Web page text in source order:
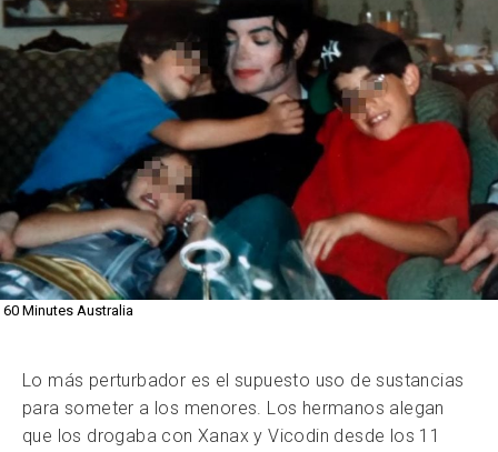
60 Minutes Australia
Lo más perturbador es el supuesto uso de sustancias
para someter a los menores. Los hermanos alegan
que los drogaba con Xanax y Vicodin desde los 11